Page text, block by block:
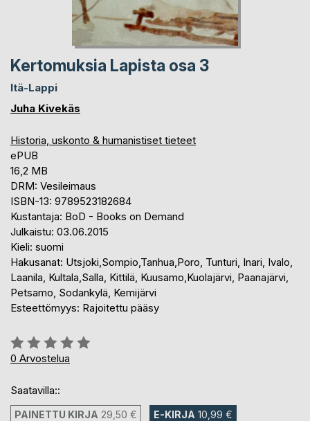
Kertomuksia Lapista osa 3
Itä-Lappi
Juha Kivekäs
Historia, uskonto & humanistiset tieteet
ePUB
16,2 MB
DRM: Vesileimaus
ISBN-13: 9789523182684
Kustantaja: BoD - Books on Demand
Julkaistu: 03.06.2015
Kieli: suomi
Hakusanat: Utsjoki,Sompio,Tanhua,Poro, Tunturi, Inari, Ivalo,
Laanila, Kultala,Salla, Kittilä, Kuusamo,Kuolajärvi, Paanajärvi,
Petsamo, Sodankylä, Kemijärvi
Esteettömyys: Rajoitettu pääsy
Arvostelu::
0%
0 Arvostelua
Saatavilla::
PAINETTU KIRJA 29,50 € E-KIRJA 10,99 €